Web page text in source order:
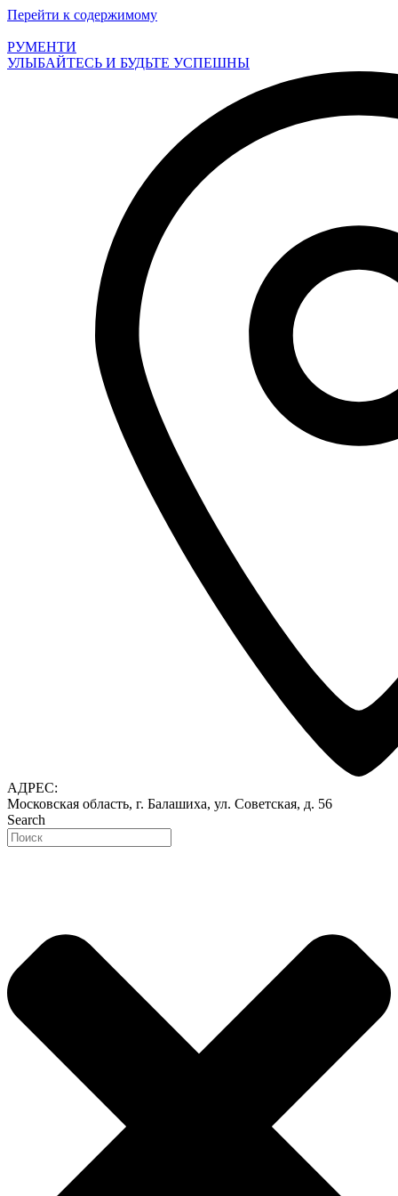
Перейти к содержимому
РУМЕНТИ
УЛЫБАЙТЕСЬ И БУДЬТЕ УСПЕШНЫ
АДРЕС:
Московская область, г. Балашиха, ул. Советская, д. 56
Search